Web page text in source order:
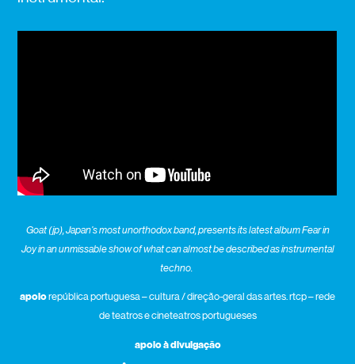
Goat (jp), Japan’s most unorthodox band, presents its latest album Fear in
Joy in an unmissable show of what can almost be described as instrumental
techno.
apoiorepública portuguesa – cultura / direção-geral das artes. rtcp – rede
de teatros e cineteatros portugueses
apoio à divulgação